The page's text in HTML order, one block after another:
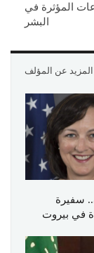
المؤثرة في
البشر
المزيد عن المؤلف
سفيرة
في بيروت